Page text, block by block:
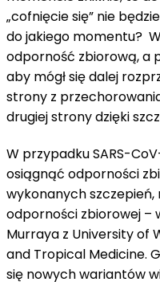
„cofnięcie się” nie
do jakiego momentu?
odporność zbiorową, a
aby mógł się dalej
strony z
drugiej strony dzięki
W przypadku SARS-
osiągnąć odporności
wykonanych szczepień,
odporności zbiorowej –
Murraya z University of
and Tropical Medicine.
się nowych wariantów